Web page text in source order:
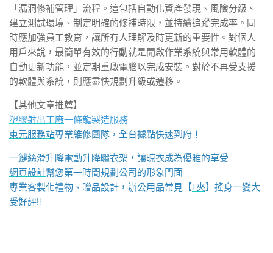
「漏洞修補管理」流程。這包括自動化資產發現、風險分級、
建立測試環境、制定明確的修補時限，並持續追蹤完成率。同
時應加強員工教育，讓所有人理解及時更新的重要性。對個人
用戶來說，最簡單有效的行動就是開啟作業系統與常用軟體的
自動更新功能，並定期重啟電腦以完成安裝。對於不再受支援
的軟體與系統，則應盡快規劃升級或遷移。
【其他文章推薦】
塑膠射出工廠一條龍製造服務
東元服務站專業維修團隊，全台據點快速到府！
一鍵絲滑升降電動升降曬衣架 ，讓晾衣成為優雅的享受
網頁設計幫您第一時間規劃公司的形象門面
專業客製化禮物、贈品設計，辦公用品常見【L夾】搖身一變大
受好評!!